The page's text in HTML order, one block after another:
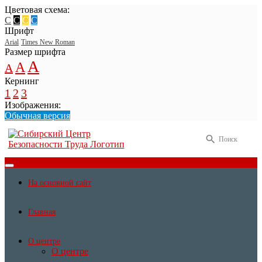
Цветовая схема:
C C C C
Шрифт
Arial Times New Roman
Размер шрифта
A A A
Кернинг
1 2 3
Изображения:
Обычная версия
Поиск
На основной сайт
Главная
О центре
О центре